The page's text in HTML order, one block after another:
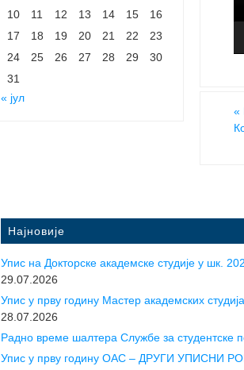
«
10
11 12 13 14 15
16
17
18 19 20 21 22
23
24
25 26 27 28 29
30
31
« јул
Најновије
Упис на Докторске академске студије у шк.
29.07.2026
Упис у прву годину Mастер академских
28.07.2026
Радно време шалтера Службе за студентске
Упис у прву годину ОАС – ДРУГИ УПИСНИ